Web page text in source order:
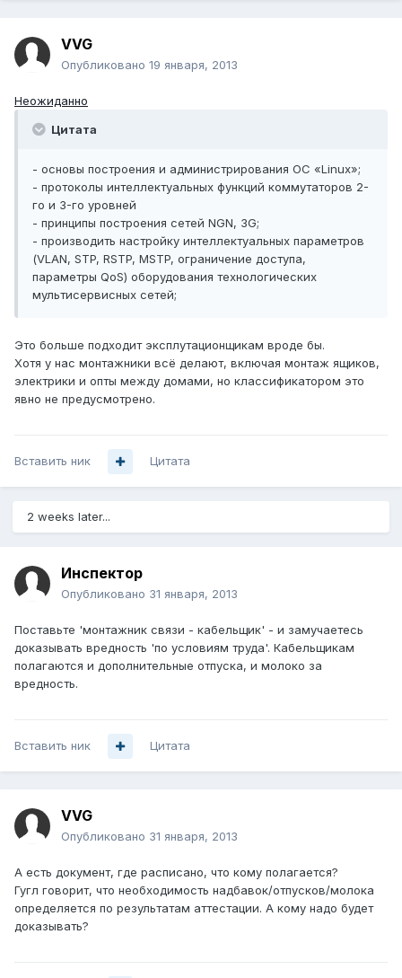
VVG
Опубликовано 19 января, 2013
Неожиданно
Цитата
- основы построения и администрирования ОС «Linux»;
- протоколы интеллектуальных функций коммутаторов 2-
го и 3-го уровней
- принципы построения сетей NGN, 3G;
- производить настройку интеллектуальных параметров
(VLAN, STP, RSTP, MSTP, ограничение доступа,
параметры QoS) оборудования технологических
мультисервисных сетей;
Это больше подходит эксплутационщикам вроде бы.
Хотя у нас монтажники всё делают, включая монтаж ящиков,
электрики и опты между домами, но классификатором это
явно не предусмотрено.
Вставить ник Цитата
2 weeks later...
Инспектор
Опубликовано 31 января, 2013
Поставьте 'монтажник связи - кабельщик' - и замучаетесь
доказывать вредность 'по условиям труда'. Кабельщикам
полагаются и дополнительные отпуска, и молоко за
вредность.
Вставить ник Цитата
VVG
Опубликовано 31 января, 2013
А есть документ, где расписано, что кому полагается?
Гугл говорит, что необходимость надбавок/отпусков/молока
определяется по результатам аттестации. А кому надо будет
доказывать?